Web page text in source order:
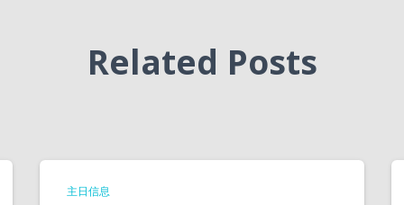
Related Posts
主日信息